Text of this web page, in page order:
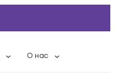
О нас